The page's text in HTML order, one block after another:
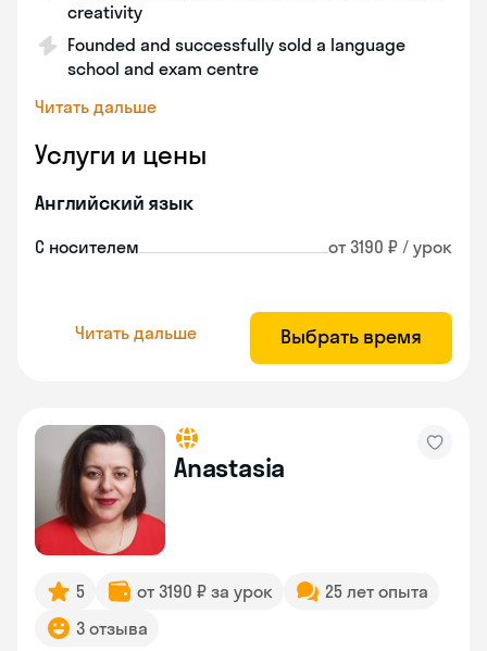
creativity
Founded and successfully sold a language
school and exam centre
Читать дальше
Услуги и цены
Английский язык
С носителем от 3190 ₽ / урок
Читать дальше Выбрать время
Anastasia
5 от 3190 ₽ за урок
25 лет опыта
3 отзыва